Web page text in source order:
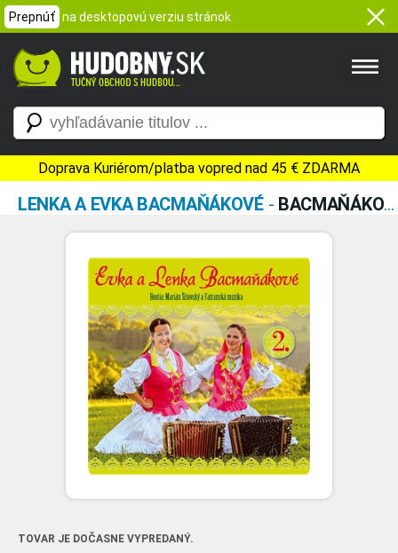
Prepnúť na desktopovú verziu stránok
Doprava Kuriérom/platba vopred nad 45 € ZDARMA
LENKA A EVKA BACMAŇÁKOVÉ- BACMAŇÁKOVÉ LENKA A EVKA 2
TOVAR JE DOČASNE VYPREDANÝ.